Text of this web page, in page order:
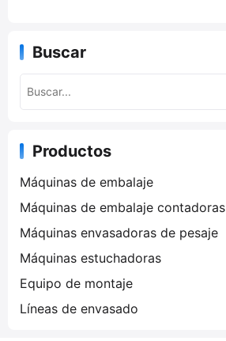
a
s
Buscar
Productos
Máquinas de embalaje
Máquinas de embalaje contadoras
Máquinas envasadoras de pesaje
Máquinas estuchadoras
Equipo de montaje
Líneas de envasado